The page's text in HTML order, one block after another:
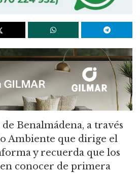
Benalmádena, a través
Ambiente que dirige el
y recuerda que los
conocer de primera